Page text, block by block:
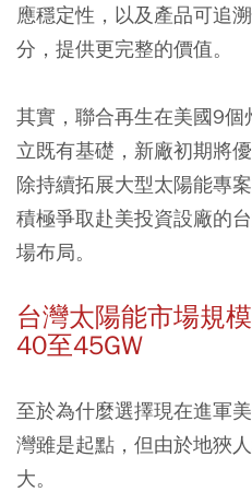
應穩定性，以及產品可追
分，提供更完整的價值。
其實，聯合再生在美國9
立既有基礎，新廠初期將
除持續拓展大型太陽能專
積極爭取赴美投資設廠的
場布局。
台灣太陽能市場規
40至45GW
至於為什麼選擇現在進軍
灣雖是起點，但由於地狹
大。